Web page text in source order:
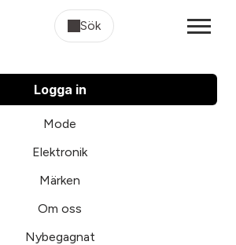
Sök
Logga in
Mode
Elektronik
Märken
Om oss
Nybegagnat